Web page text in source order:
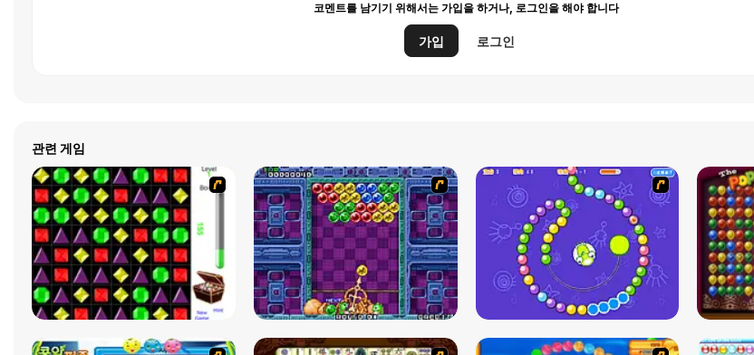
코멘트를 남기기 위해서는 가입을 하거나, 로그인을 해야 합니다
가입 로그인
관련 게임